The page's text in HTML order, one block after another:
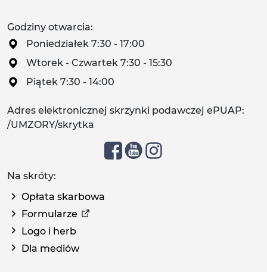
Godziny otwarcia:
Poniedziałek 7:30 - 17:00
Wtorek - Czwartek 7:30 - 15:30
Piątek 7:30 - 14:00
Adres elektronicznej skrzynki podawczej ePUAP:
/UMZORY/skrytka
Na skróty:
Opłata skarbowa
Formularze
Logo i herb
Dla mediów